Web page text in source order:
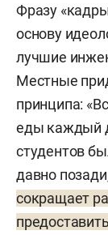
Фразу
основу
лучшие
Местные
принципа:
еды каждый
студентов
давно
сокращает